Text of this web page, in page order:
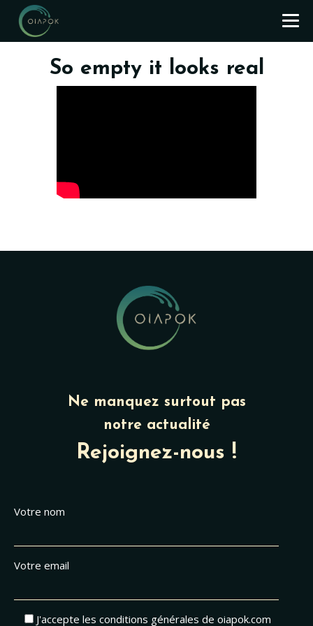
So empty it looks real
Ne manquez surtout pas
notre actualité
Rejoignez-nous !
Votre nom
Votre email
J'accepte les conditions générales de oiapok.com